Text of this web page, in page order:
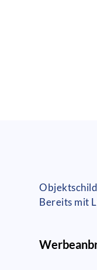
Bereits mit